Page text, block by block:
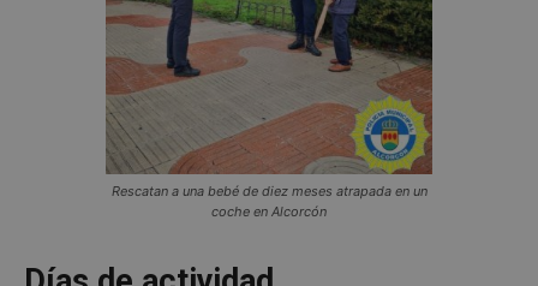
Rescatan a una bebé de diez meses atrapada en un
coche en Alcorcón